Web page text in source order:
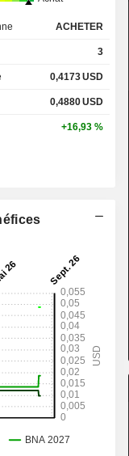
ACHETER
3
0,4173USD
0,4880USD
+16,93 %